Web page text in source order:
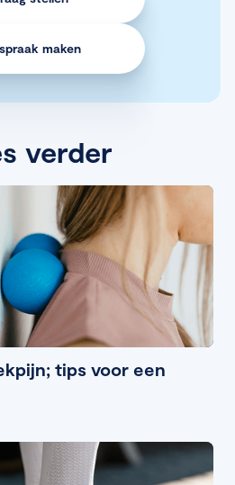
maken
verder
tips voor een